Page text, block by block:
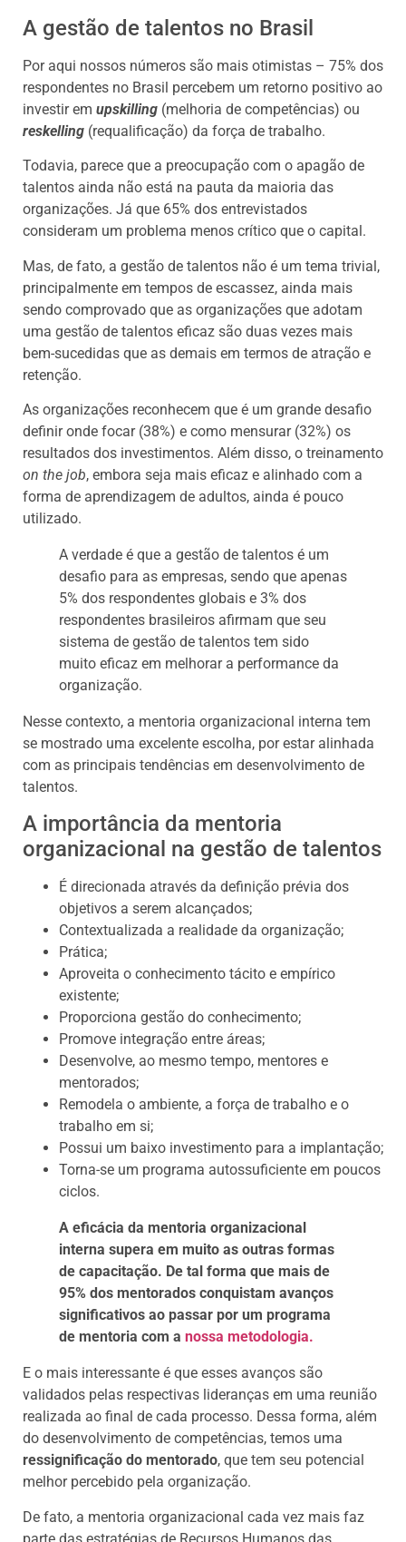
A gestão de talentos no Brasil
Por aqui nossos números são mais otimistas – 75% dos
respondentes no Brasil percebem um retorno positivo ao
investir em upskilling (melhoria de competências) ou
reskelling (requalificação) da força de trabalho.
Todavia, parece que a preocupação com o apagão de
talentos ainda não está na pauta da maioria das
organizações. Já que 65% dos entrevistados
consideram um problema menos crítico que o capital.
Mas, de fato, a gestão de talentos não é um tema trivial,
principalmente em tempos de escassez, ainda mais
sendo comprovado que as organizações que adotam
uma gestão de talentos eficaz são duas vezes mais
bem-sucedidas que as demais em termos de atração e
retenção.
As organizações reconhecem que é um grande desafio
definir onde focar (38%) e como mensurar (32%) os
resultados dos investimentos. Além disso, o treinamento
on the job, embora seja mais eficaz e alinhado com a
forma de aprendizagem de adultos, ainda é pouco
utilizado.
A verdade é que a gestão de talentos é um
desafio para as empresas, sendo que apenas
5% dos respondentes globais e 3% dos
respondentes brasileiros afirmam que seu
sistema de gestão de talentos tem sido
muito eficaz em melhorar a performance da
organização.
Nesse contexto, a mentoria organizacional interna tem
se mostrado uma excelente escolha, por estar alinhada
com as principais tendências em desenvolvimento de
talentos.
A importância da mentoria
organizacional na gestão de talentos
É direcionada através da definição prévia dos
objetivos a serem alcançados;
Contextualizada a realidade da organização;
Prática;
Aproveita o conhecimento tácito e empírico
existente;
Proporciona gestão do conhecimento;
Promove integração entre áreas;
Desenvolve, ao mesmo tempo, mentores e
mentorados;
Remodela o ambiente, a força de trabalho e o
trabalho em si;
Possui um baixo investimento para a implantação;
Torna-se um programa autossuficiente em poucos
ciclos.
A eficácia da mentoria organizacional
interna supera em muito as outras formas
de capacitação. De tal forma que mais de
95% dos mentorados conquistam avanços
significativos ao passar por um programa
de mentoria com a nossa metodologia.
E o mais interessante é que esses avanços são
validados pelas respectivas lideranças em uma reunião
realizada ao final de cada processo. Dessa forma, além
do desenvolvimento de competências, temos uma
ressignificação do mentorado, que tem seu potencial
melhor percebido pela organização.
De fato, a mentoria organizacional cada vez mais faz